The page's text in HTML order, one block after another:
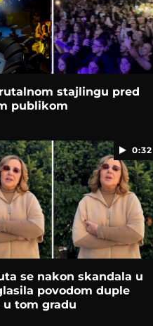
stajlingu pred
publikom
0:32
se nakon skandala u
povodom duple
tom gradu